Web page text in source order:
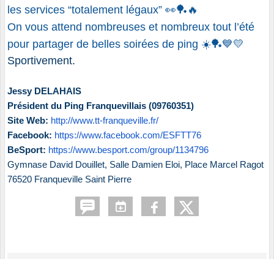
les services “totalement légaux” 👀🏓🔥
On vous attend nombreuses et nombreux tout l’été
pour partager de belles soirées de ping ☀️🏓💙💛
Sportivement.
Jessy DELAHAIS
Président du Ping Franquevillais (09760351)
Site Web: http://www.tt-franqueville.fr/
Facebook: https://www.facebook.com/ESFTT76
BeSport: https://www.besport.com/group/1134796
Gymnase David Douillet, Salle Damien Eloi, Place Marcel Ragot
76520 Franqueville Saint Pierre